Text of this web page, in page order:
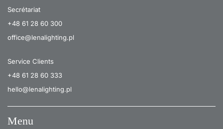
Secrétariat
+48 61 28 60 300
office@lenalighting.pl
Service Clients
+48 61 28 60 333
hello@lenalighting.pl
Menu